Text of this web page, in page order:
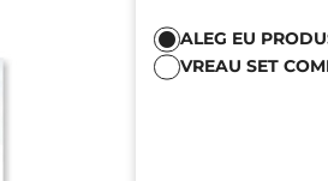
ALEG EU
VREAU SET